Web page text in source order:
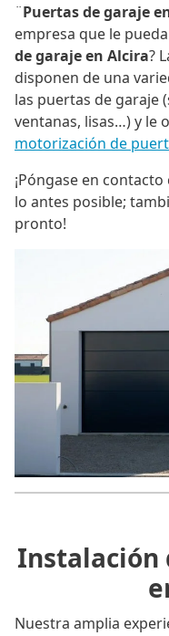
¨Puertas de garaje
empresa que le
de garaje en Alcira?
disponen de una
las puertas de garaje
ventanas, lisas…) y le
motorización de
¡Póngase en
lo antes posible;
pronto!
Instalación
Nuestra amplia